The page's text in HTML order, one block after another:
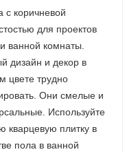
с коричневой
для проектов
ванной комнаты.
дизайн и декор в
цвете трудно
Они смелые и
Используйте
кварцевую плитку в
пола в ванной